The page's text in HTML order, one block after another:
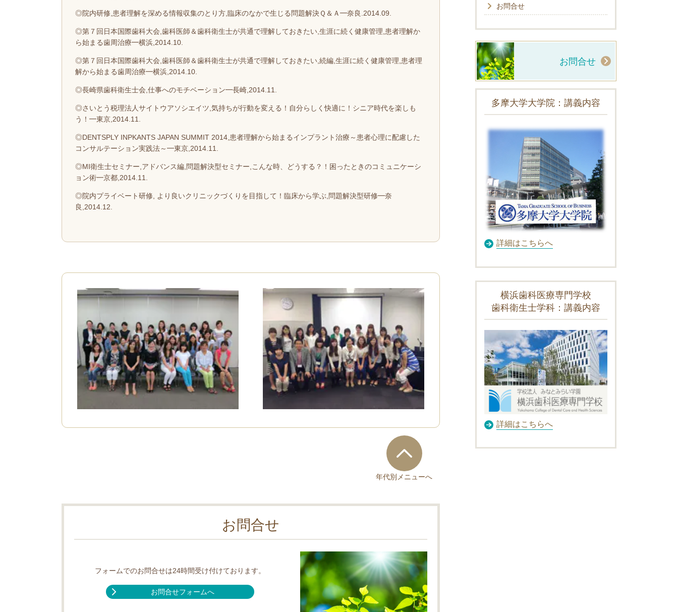
◎院内研修,患者理解を深める情報収集のとり方,臨床のなかで生じる問題解決Ｑ＆Ａ━奈良.2014.09.
◎第７回日本国際歯科大会,歯科医師＆歯科衛生士が共通で理解しておきたい,生涯に続く健康管理,患者理解か
ら始まる歯周治療━横浜,2014.10.
◎第７回日本国際歯科大会,歯科医師＆歯科衛生士が共通で理解しておきたい,続編,生涯に続く健康管理,患者理
解から始まる歯周治療━横浜,2014.10.
◎長崎県歯科衛生士会,仕事へのモチベーション━長崎,2014.11.
◎さいとう税理法人サイトウアソシエイツ,気持ちが行動を変える！自分らしく快適に！シニア時代を楽しも
う！━東京,2014.11.
◎DENTSPLY INPKANTS JAPAN SUMMIT 2014,患者理解から始まるインプラント治療～患者心理に配慮した
コンサルテーション実践法～━東京,2014.11.
◎MI衛生士セミナー,アドバンス編,問題解決型セミナー,こんな時、どうする？！困ったときのコミュニケーシ
ョン術━京都,2014.11.
◎院内プライベート研修, より良いクリニックづくりを目指して！臨床から学ぶ,問題解決型研修━奈
良,2014.12.
年代別メニューへ
お問合せ
フォームでのお問合せは24時間受け付けております。
お問合せフォームへ
お問合せ
お問合せ
多摩大学大学院：講義内容
詳細はこちらへ
横浜歯科医療専門学校
歯科衛生士学科：講義内容
詳細はこちらへ